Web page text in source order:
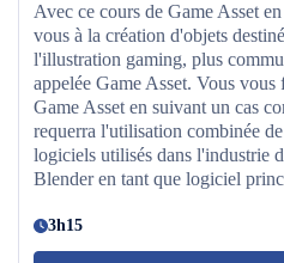
Avec ce cours de Game Asset
vous à la création d'objets
l'illustration gaming, plus
appelée Game Asset. Vous vous
Game Asset en suivant un cas
requerra l'utilisation combinée
logiciels utilisés dans l'industrie
Blender en tant que logiciel
Zbrush pour sculpter tous les
Substance Painter pour le
3h15